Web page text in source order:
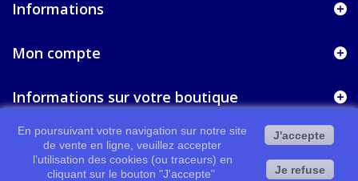
Informations
Mon compte
Informations sur votre boutique
En poursuivant votre navigation sur notre site
de vente en ligne, veuillez accepter
l’utilisation des cookies (ou traceurs) en
cliquant sur le bouton "J'accepte"
J'accepte
Je refuse